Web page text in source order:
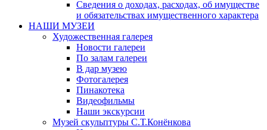
Сведения о доходах, расходах, об имуществе
и обязательствах имущественного характера
НАШИ МУЗЕИ
Художественная галерея
Новости галереи
По залам галереи
В дар музею
Фотогалерея
Пинакотека
Видеофильмы
Наши экскурсии
Музей скульптуры С.Т.Конёнкова